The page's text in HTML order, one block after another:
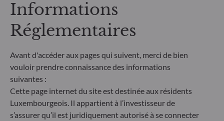
Informations
Réglementaires
Avant d'accéder aux pages qui suivent, merci de bien
vouloir prendre connaissance des informations
suivantes :
Cette page internet du site est destinée aux résidents
Luxembourgeois. Il appartient à l’investisseur de
s’assurer qu’il est juridiquement autorisé à se connecter